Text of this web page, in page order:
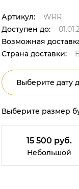
Артикул:
WRR
Доступен до:
Возможная
Страна доставки:
Выберите дату
Выберите размер
15 500 руб.
Небольшой